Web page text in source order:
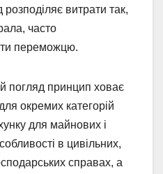
витрати так,
часто
переможцю.
погляд принцип ховає
окремих категорій
для майнових і
в цивільних,
справах, а